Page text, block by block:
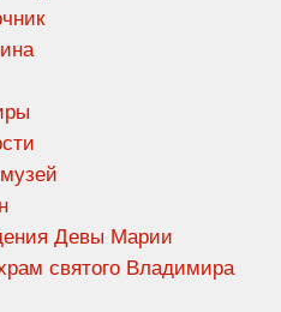
Девы Марии
святого Владимира